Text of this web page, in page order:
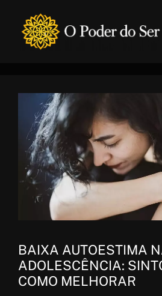
BAIXA AUTOESTIMA
ADOLESCÊNCIA:
COMO MELHORAR